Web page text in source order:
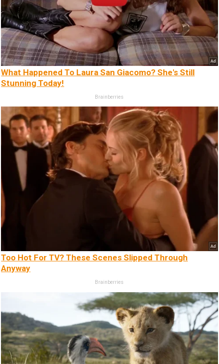
What Happened To Laura San Giacomo? She's Still
Stunning Today!
Brainberries
Too Hot For TV? These Scenes Slipped Through
Anyway
Brainberries